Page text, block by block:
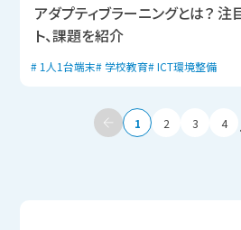
アダプティブラーニングとは？ 注
ト、課題を紹介
1人1台端末 学校教育 ICT環境整備
1 2 3 4